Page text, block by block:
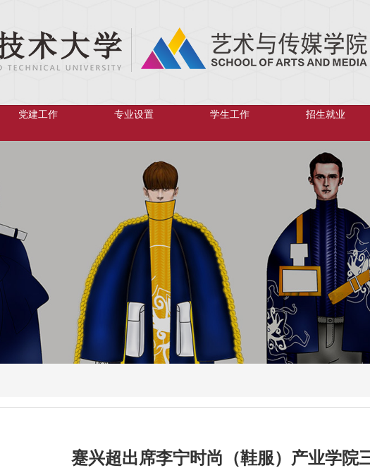
党建工作 专业设置 学生工作
招生就业
蹇兴超出席李宁时尚（鞋服）产业学院